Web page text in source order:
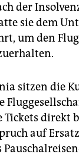
der
sie dem
um den
sitzen die
Tickets direkt
auf